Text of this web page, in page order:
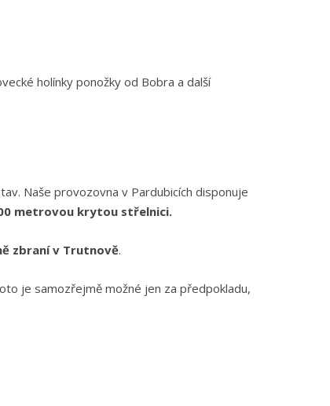
holínky ponožky od Bobra a další
Naše provozovna v Pardubicích disponuje
metrovou krytou střelnici.
zbraní v Trutnově.
je samozřejmě možné jen za předpokladu,